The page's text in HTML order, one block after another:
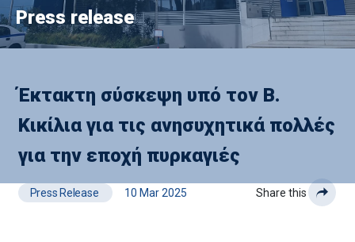
Press release
Έκτακτη σύσκεψη υπό τον Β.
Κικίλια για τις ανησυχητικά πολλές
για την εποχή πυρκαγιές
Press Release 10 Mar 2025 Share this